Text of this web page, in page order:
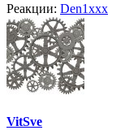
Реакции: Den1xxx
VitSve